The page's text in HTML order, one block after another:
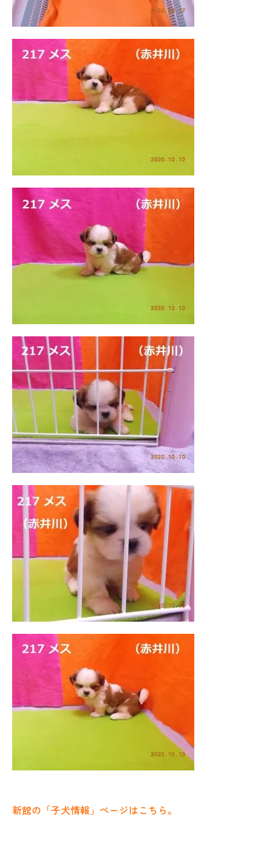
新館の「子犬情報」ページはこちら。